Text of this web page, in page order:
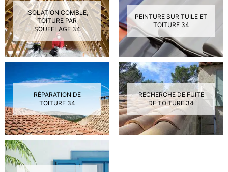
ISOLATION COMBLE,
TOITURE PAR
SOUFFLAGE 34
PEINTURE SUR TUILE ET
TOITURE 34
RÉPARATION DE
TOITURE 34
RECHERCHE DE FUITE
DE TOITURE 34